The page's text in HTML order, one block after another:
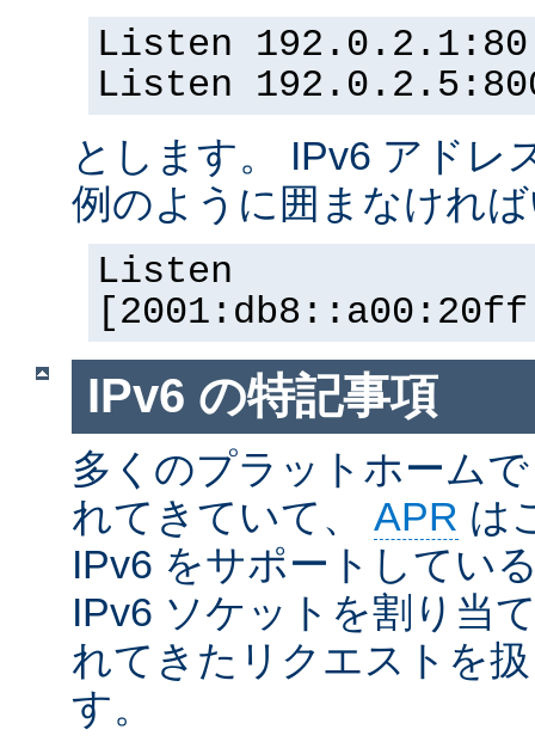
Listen 192.0.2.1:80
Listen
とします。 IPv6 アドレ
例のように囲まなけれ
Listen
IPv6 の特記事項
多くのプラットホーム
れてきていて、 APR は
IPv6 をサポートしてい
IPv6 ソケットを割り当
れてきたリクエストを
す。